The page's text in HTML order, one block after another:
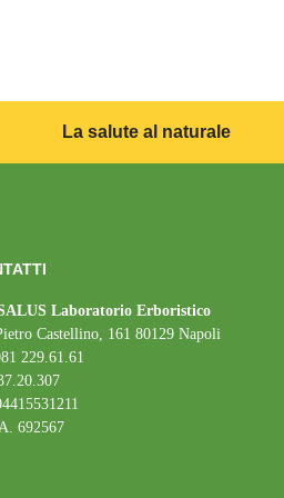
La salute al naturale
Laboratorio Erboristico
Castellino, 161 80129 Napoli
229.61.61
692567